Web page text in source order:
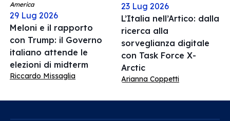
America
29 Lug 2026
Meloni e il rapporto
con Trump: il Governo
italiano attende le
elezioni di midterm
Riccardo Missaglia
23 Lug 2026
L’Italia nell’Artico: dalla
ricerca alla
sorveglianza digitale
con Task Force X-
Arctic
Arianna Coppetti